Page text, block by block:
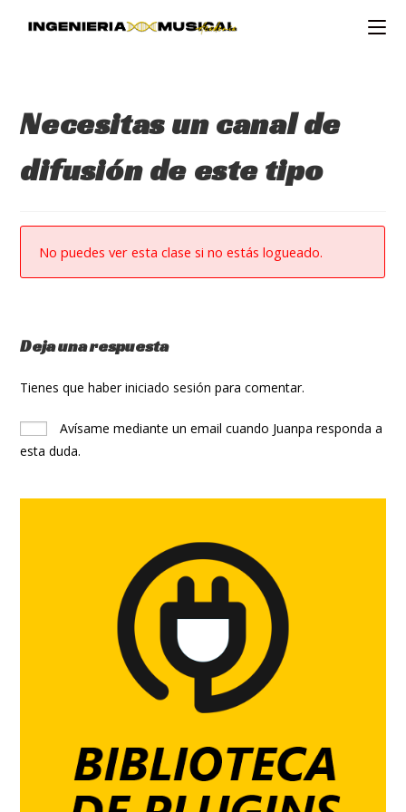
Necesitas un canal de
difusión de este tipo
No puedes ver esta clase si no estás logueado.
Deja una respuesta
Tienes que haberiniciado sesión para comentar.
Avísame mediante un email cuando Juanpa responda a
esta duda.